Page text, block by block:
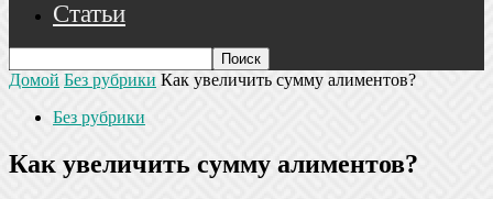
Статьи
Домой Без рубрики Как увеличить сумму алиментов?
Без рубрики
Как увеличить сумму алиментов?